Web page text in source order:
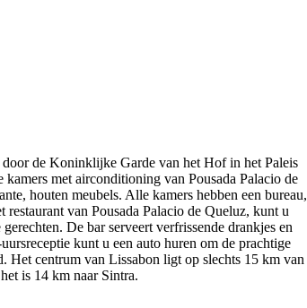
de Koninklijke Garde van het Hof in het Paleis
met airconditioning van Pousada Palacio de
houten meubels. Alle kamers hebben een bureau,
van Pousada Palacio de Queluz, kunt u
De bar serveert verfrissende drankjes en
kunt u een auto huren om de prachtige
Het centrum van Lissabon ligt op slechts 15 km van
is 14 km naar Sintra.